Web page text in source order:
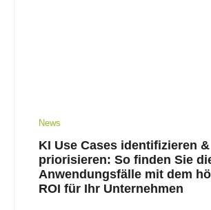
News
KI Use Cases identifizieren &
priorisieren: So finden Sie
Anwendungsfälle mit dem
ROI für Ihr Unternehmen